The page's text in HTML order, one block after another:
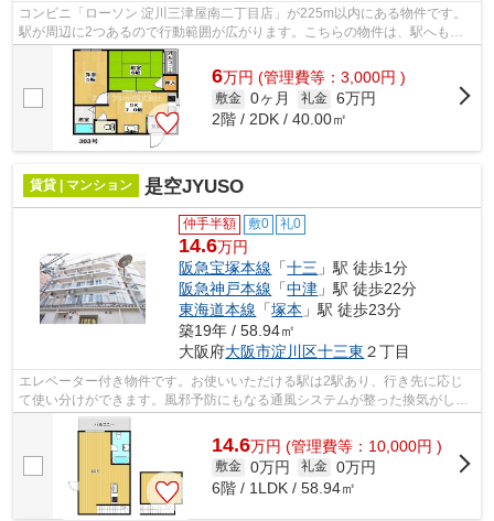
コンビニ「ローソン 淀川三津屋南二丁目店」が225m以内にある物件です。
駅が周辺に2つあるので行動範囲が広がります。こちらの物件は、駅へも徒
歩12分と歩いてアクセスできます。こち...
6万円 (管理費等：3,000円 )
敷金 0ヶ月 礼金 6万円
2階 / 2DK / 40.00㎡
賃貸 | マンション 是空JYUSO
仲手半額 敷0 礼0
14.6万円
阪急宝塚本線 「十三 」駅 徒歩1分
阪急神戸本線 「中津 」駅 徒歩22分
東海道本線 「塚本 」駅 徒歩23分
築19年 / 58.94㎡
大阪府大阪市淀川区十三東 ２丁目
エレベーター付き物件です。お使いいただける駅は2駅あり、行き先に応じ
て使い分けができます。風邪予防にもなる通風システムが整った換気がしや
すいシンプルな物件。こちらはマンショ...
14.6万円 (管理費等：10,000円 )
敷金 0万円 礼金 0万円
6階 / 1LDK / 58.94㎡